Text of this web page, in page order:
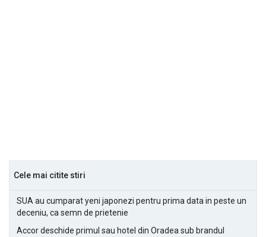
Cele mai citite stiri
SUA au cumparat yeni japonezi pentru prima data in peste un
deceniu, ca semn de prietenie
Accor deschide primul sau hotel din Oradea sub brandul